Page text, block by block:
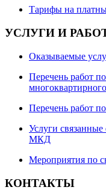
Тарифы на
УСЛУГИ И
Оказываемые
Перечень работ
Перечень работ
Услуги
МКД
Мероприятия по
КОНТАКТЫ